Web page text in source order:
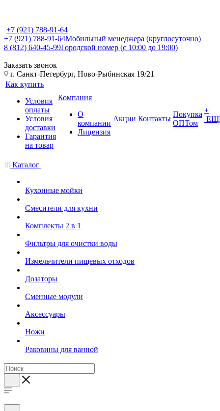
+7 (921) 788-91-64
+7 (921) 788-91-64Мобильный менеджера (круглосуточно)
8 (812) 640-45-99Городской номер (с 10:00 до 19:00)
Заказать звонок
г. Санкт-Петербург, Ново-Рыбинская 19/21
Как купить
Условия
оплаты
Условия
доставки
Гарантия
на товар
Компания
О
компании
Лицензия
Акции Контакты
Покупка
ОПТом
+
Каталог
Кухонные мойки
Смесители для кухни
Комплекты 2 в 1
Фильтры для очистки воды
Измельчители пищевых отходов
Дозаторы
Cменные модули
Аксессуары
Ножи
Раковины для ванной